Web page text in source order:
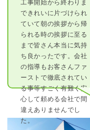
工事開始から終わりま
できれいに片づけられ
ていて朝の挨拶から帰
られる時の挨拶に至る
まで皆さん本当に気持
ち良かったです。会社
の指導もお客さんファ
ーストで徹底されてい
る事等すごく有難く安
心して頼める会社で間
違えありませんでし
た。